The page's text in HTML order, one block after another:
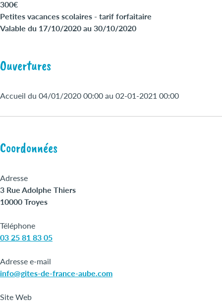
300€
Petites vacances scolaires - tarif forfaitaire
Valable du 17/10/2020 au 30/10/2020
Ouvertures
Accueil du 04/01/2020 00:00 au 02-01-2021 00:00
Coordonnées
Adresse
3 Rue Adolphe Thiers
10000 Troyes
Téléphone
03 25 81 83 05
Adresse e-mail
info@gites-de-france-aube.com
Site Web